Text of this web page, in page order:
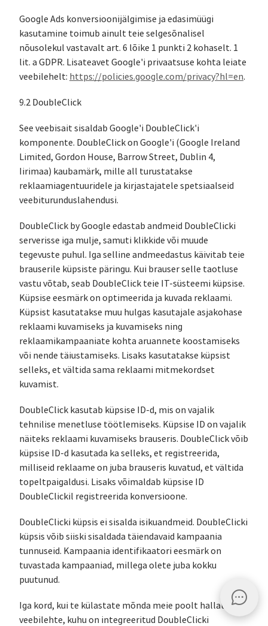
Google Ads konversioonijälgimise ja edasimüügi
kasutamine toimub ainult teie selgesõnalisel
nõusolekul vastavalt art. 6 lõike 1 punkti 2 kohaselt. 1
lit. a GDPR. Lisateavet Google'i privaatsuse kohta leiate
veebilehelt: https://policies.google.com/privacy?hl=en.
9.2 DoubleClick
See veebisait sisaldab Google'i DoubleClick'i
komponente. DoubleClick on Google'i (Google Ireland
Limited, Gordon House, Barrow Street, Dublin 4,
Iirimaa) kaubamärk, mille all turustatakse
reklaamiagentuuridele ja kirjastajatele spetsiaalseid
veebiturunduslahendusi.
DoubleClick by Google edastab andmeid DoubleClicki
serverisse iga mulje, samuti klikkide või muude
tegevuste puhul. Iga selline andmeedastus käivitab teie
brauserile küpsiste päringu. Kui brauser selle taotluse
vastu võtab, seab DoubleClick teie IT-süsteemi küpsise.
Küpsise eesmärk on optimeerida ja kuvada reklaami.
Küpsist kasutatakse muu hulgas kasutajale asjakohase
reklaami kuvamiseks ja kuvamiseks ning
reklaamikampaaniate kohta aruannete koostamiseks
või nende täiustamiseks. Lisaks kasutatakse küpsist
selleks, et vältida sama reklaami mitmekordset
kuvamist.
DoubleClick kasutab küpsise ID-d, mis on vajalik
tehnilise menetluse töötlemiseks. Küpsise ID on vajalik
näiteks reklaami kuvamiseks brauseris. DoubleClick võib
küpsise ID-d kasutada ka selleks, et registreerida,
milliseid reklaame on juba brauseris kuvatud, et vältida
topeltpaigaldusi. Lisaks võimaldab küpsise ID
DoubleClickil registreerida konversioone.
DoubleClicki küpsis ei sisalda isikuandmeid. DoubleClicki
küpsis võib siiski sisaldada täiendavaid kampaania
tunnuseid. Kampaania identifikaatori eesmärk on
tuvastada kampaaniad, millega olete juba kokku
puutunud.
Iga kord, kui te külastate mõnda meie poolt hallatavat
veebilehte, kuhu on integreeritud DoubleClicki